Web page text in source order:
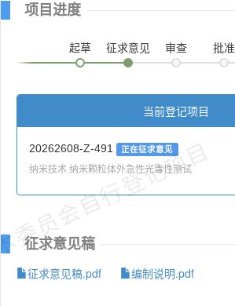
员会自行登记项目
项目进度
起草 征求意见 审查 批准
当前登记项目
20262608-Z-491 正在征求意见
纳米技术 纳米颗粒体外急性光毒性测试
征求意见稿
征求意见稿.pdf
编制说明.pdf